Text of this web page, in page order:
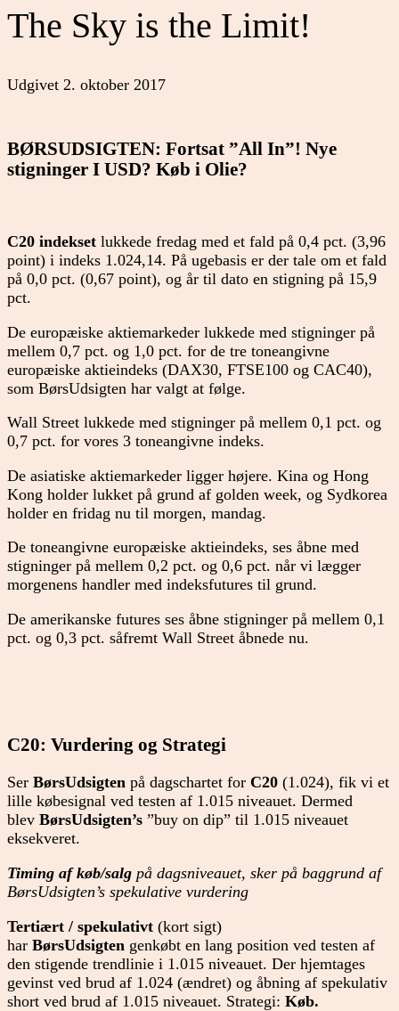
The Sky is the Limit!
Udgivet 2. oktober 2017
BØRSUDSIGTEN: Fortsat ”All In”! Nye
stigninger I USD? Køb i Olie?
C20 indekset lukkede fredag med et fald på 0,4 pct. (3,96
point) i indeks 1.024,14. På ugebasis er der tale om et fald
på 0,0 pct. (0,67 point), og år til dato en stigning på 15,9
pct.
De europæiske aktiemarkeder lukkede med stigninger på
mellem 0,7 pct. og 1,0 pct. for de tre toneangivne
europæiske aktieindeks (DAX30, FTSE100 og CAC40),
som BørsUdsigten har valgt at følge.
Wall Street lukkede med stigninger på mellem 0,1 pct. og
0,7 pct. for vores 3 toneangivne indeks.
De asiatiske aktiemarkeder ligger højere. Kina og Hong
Kong holder lukket på grund af golden week, og Sydkorea
holder en fridag nu til morgen, mandag.
De toneangivne europæiske aktieindeks, ses åbne med
stigninger på mellem 0,2 pct. og 0,6 pct. når vi lægger
morgenens handler med indeksfutures til grund.
De amerikanske futures ses åbne stigninger på mellem 0,1
pct. og 0,3 pct. såfremt Wall Street åbnede nu.
C20: Vurdering og Strategi
Ser BørsUdsigten på dagschartet for C20 (1.024), fik vi et
lille købesignal ved testen af 1.015 niveauet. Dermed
blev BørsUdsigten’s ”buy on dip” til 1.015 niveauet
eksekveret.
Timing af køb/salg på dagsniveauet, sker på baggrund af
BørsUdsigten’s spekulative vurdering
Tertiært / spekulativt (kort sigt)
har BørsUdsigten genkøbt en lang position ved testen af
den stigende trendlinie i 1.015 niveauet. Der hjemtages
gevinst ved brud af 1.024 (ændret) og åbning af spekulativ
short ved brud af 1.015 niveauet. Strategi: Køb.